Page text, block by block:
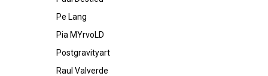
Pe Lang
Pia MYrvoLD
Postgravityart
Raul Valverde